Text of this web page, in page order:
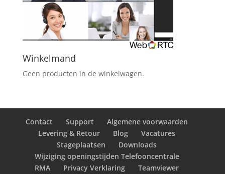
Winkelmand
Geen producten in de winkelwagen.
Contact Support
Algemene voorwaarden
Levering & Retour
Blog
Vacatures
Stageplaatsen
Downloads
Wijziging openingstijden Telefooncentrale
RMA
Privacy Verklaring Teamviewer